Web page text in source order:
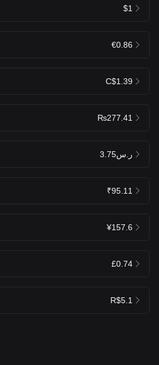
$1
€0.86
C$1.39
₨277.41
ر.س3.75
₹95.11
¥157.6
£0.74
R$5.1